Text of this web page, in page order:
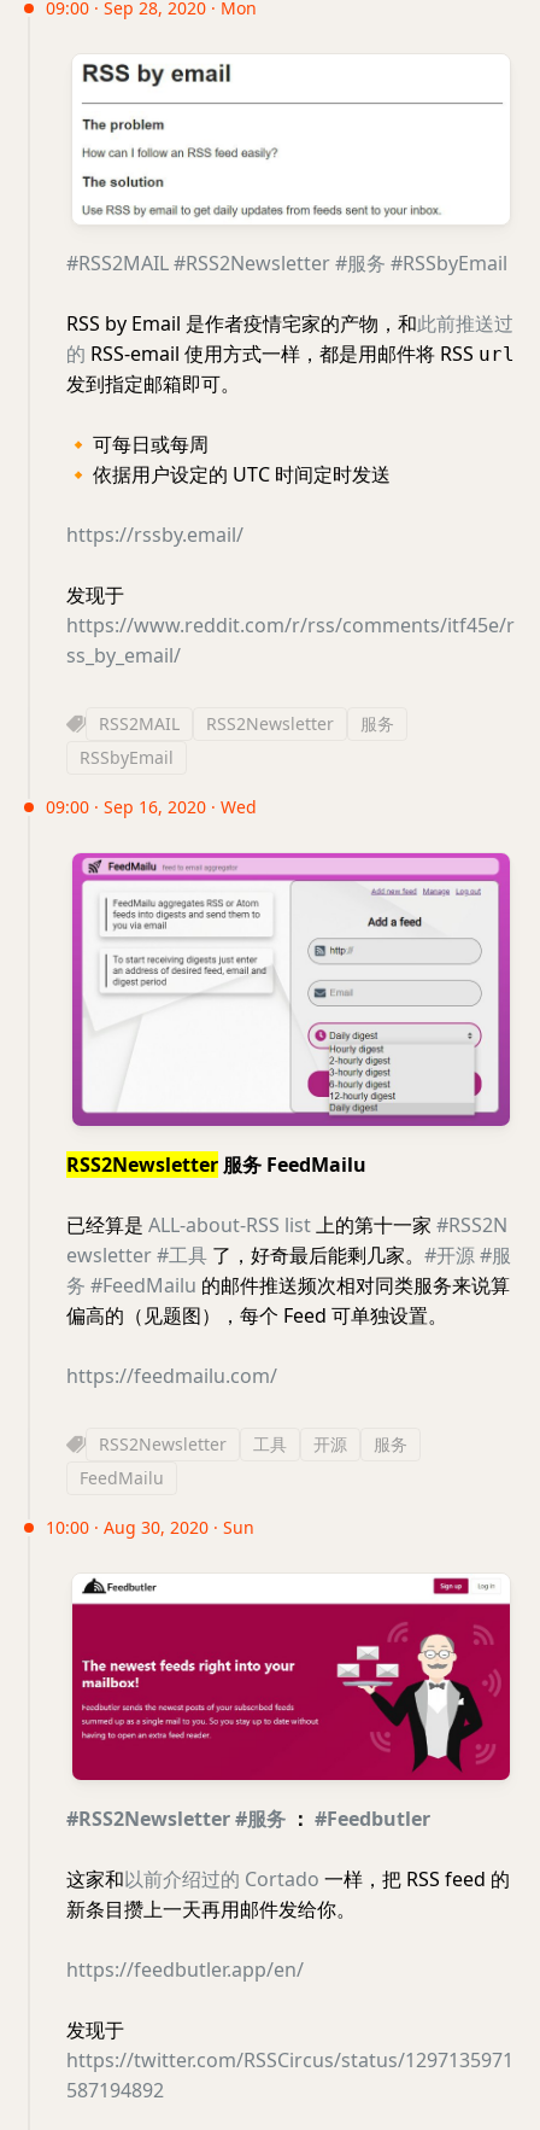
09:00 · Sep 28, 2020 · Mon
#RSS2MAIL#RSS2Newsletter#服务 #RSSbyEmail
RSS by Email 是作者疫情宅家的产物，和此前推送过
的 RSS-email 使用方式一样，都是用邮件将 RSS url
发到指定邮箱即可。
🔸 可每日或每周
🔸 依据用户设定的 UTC 时间定时发送
https://rssby.email/
发现于
https://www.reddit.com/r/rss/comments/itf45e/r
ss_by_email/
RSS2MAIL RSS2Newsletter
服务
RSSbyEmail
09:00 · Sep 16, 2020 · Wed
RSS2Newsletter 服务 FeedMailu
已经算是 ALL-about-RSS list上的第十一家 #RSS2N
ewsletter#工具 了，好奇最后能剩几家。 #开源#服
务 #FeedMailu 的邮件推送频次相对同类服务来说算
偏高的（见题图），每个 Feed 可单独设置。
https://feedmailu.com/
RSS2Newsletter 工具 开源
服务
FeedMailu
10:00 · Aug 30, 2020 · Sun
#RSS2Newsletter#服务 ： #Feedbutler
这家和以前介绍过的 Cortado 一样，把 RSS feed 的
新条目攒上一天再用邮件发给你。
https://feedbutler.app/en/
发现于
https://twitter.com/RSSCircus/status/1297135971
587194892